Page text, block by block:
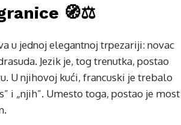
🧭⚖️
u jednoj elegantnoj trpezariji: novac
Jezik je, tog trenutka, postao
U njihovoj kući, francuski je trebalo
i „njih”. Umesto toga, postao je most